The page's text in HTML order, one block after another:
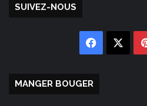
SUIVEZ-NOUS
Facebook
MANGER BOUGER